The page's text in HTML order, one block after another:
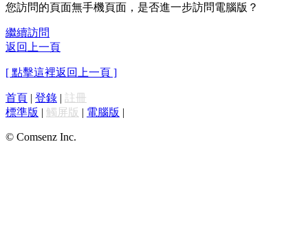
您訪問的頁面無手機頁面，是否進一步訪問電腦版？
繼續訪問
返回上一頁
[ 點擊這裡返回上一頁 ]
首頁 | 登錄 | 註冊
標準版 | 觸屏版 | 電腦版 |
© Comsenz Inc.